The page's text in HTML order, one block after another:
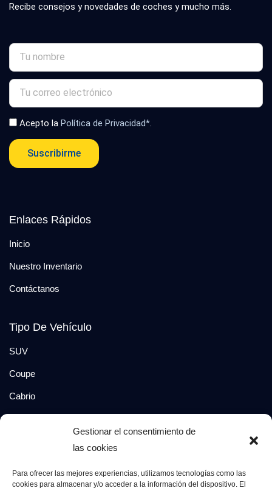
Gestionar el consentimiento de
las cookies
Para ofrecer las mejores experiencias, utilizamos tecnologías como las
cookies para almacenar y/o acceder a la información del dispositivo. El
Recibe consejos y novedades de coches y mucho más.
Acepto la Política de Privacidad*.
Suscribirme
Enlaces Rápidos
Inicio
Nuestro Inventario
Contáctanos
Tipo De Vehículo
SUV
Coupe
Cabrio